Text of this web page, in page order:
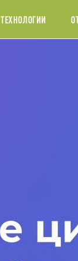
ТЕХНОЛОГИИ